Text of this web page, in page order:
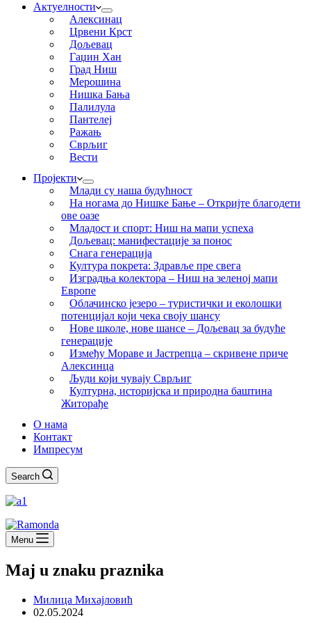
Актуелности
Алексинац
Црвени Крст
Дољевац
Гаџин Хан
Град Ниш
Мерошина
Нишка Бања
Палилула
Пантелеј
Ражањ
Сврљиг
Вести
Пројекти
Млади су наша будућност
На ногама до Нишке Бање – Откријте благодети
ове оазе
Младост и спорт: Ниш на мапи успеха
Дољевац: манифестације за понос
Снага генерација
Култура покрета: Здравље пре свега
Изградња колектора – Ниш на зеленој мапи
Европе
Облачинско језеро – туристички и еколошки
потенцијал који чека своју шансу
Нове школе, нове шансе – Дољевац за будуће
генерације
Између Мораве и Јастрепца – скривене приче
Алексинца
Људи који чувају Сврљиг
Културна, историјска и природна баштина
Житорађе
О нама
Контакт
Импресум
Search
Menu
Maj u znaku praznika
Милица Михајловић
02.05.2024